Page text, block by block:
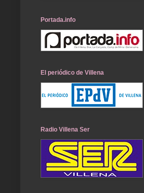
Portada.info
El periódico de Villena
Radio Villena Ser